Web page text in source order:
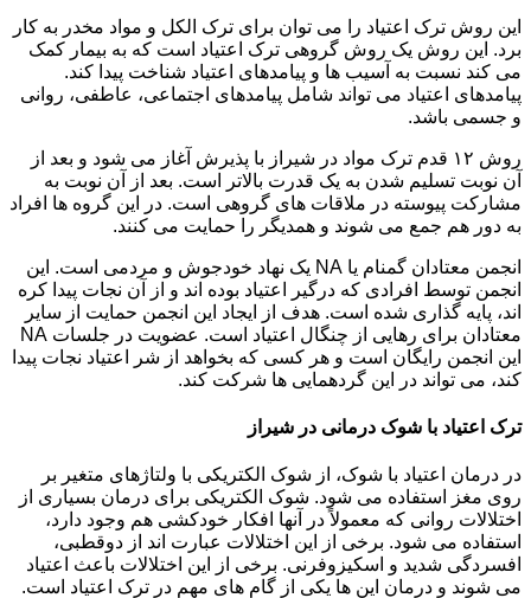
این روش ترک اعتیاد را می توان برای ترک الکل و مواد مخدر به کار
برد. این روش یک روش گروهی ترک اعتیاد است که به بیمار کمک
می کند نسبت به آسیب ها و پیامدهای اعتیاد شناخت پیدا کند.
پیامدهای اعتیاد می تواند شامل پیامدهای اجتماعی، عاطفی، روانی
و جسمی باشد.
روش ۱۲ قدم ترک مواد در شیراز با پذیرش آغاز می شود و بعد از
آن نوبت تسلیم شدن به یک قدرت بالاتر است. بعد از آن نوبت به
مشارکت پیوسته در ملاقات های گروهی است. در این گروه ها افراد
به دور هم جمع می شوند و همدیگر را حمایت می کنند.
انجمن معتادان گمنام یا NA یک نهاد خودجوش و مردمی است. این
انجمن توسط افرادی که درگیر اعتیاد بوده اند و از آن نجات پیدا کره
اند، پایه گذاری شده است. هدف از ایجاد این انجمن حمایت از سایر
معتادان برای رهایی از چنگال اعتیاد است. عضویت در جلسات NA
این انجمن رایگان است و هر کسی که بخواهد از شر اعتیاد نجات پیدا
کند، می تواند در این گردهمایی ها شرکت کند.
ترک اعتیاد با شوک درمانی در شیراز
در درمان اعتیاد با شوک، از شوک الکتریکی با ولتاژهای متغیر بر
روی مغز استفاده می شود. شوک الکتریکی برای درمان بسیاری از
اختلالات روانی که معمولاً در آنها افکار خودکشی هم وجود دارد،
استفاده می شود. برخی از این اختلالات عبارت اند از دوقطبی،
افسردگی شدید و اسکیزوفرنی. برخی از این اختلالات باعث اعتیاد
می شوند و درمان این ها یکی از گام های مهم در ترک اعتیاد است.